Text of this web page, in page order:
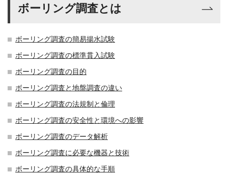
ボーリング調査とは
ボーリング調査の簡易揚水試験
ボーリング調査の標準貫入試験
ボーリング調査の目的
ボーリング調査と地盤調査の違い
ボーリング調査の法規制と倫理
ボーリング調査の安全性と環境への影響
ボーリング調査のデータ解析
ボーリング調査に必要な機器と技術
ボーリング調査の具体的な手順